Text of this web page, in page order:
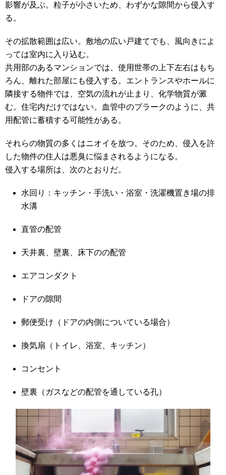
影響が及ぶ。粒子が小さいため、わずかな隙間から侵入す
る。
その拡散範囲は広い。敷地の広い戸建てでも、風向きによ
っては室内に入り込む。
共用部のあるマンションでは、使用世帯の上下左右はもち
ろん、離れた部屋にも侵入する。エントランスやホールに
隣接する物件では、空気の流れが止まり、化学物質が澱
む。住宅内だけではない。血管中のプラークのように、共
用配管に蓄積する可能性がある。
それらの物質の多くはニオイを放つ。そのため、侵入を許
した物件の住人は悪臭に悩まされるようになる。
侵入する場所は、次のとおりだ。
水回り：キッチン・手洗い・浴室・洗濯機置き場の排
水溝
直管の配管
天井裏、壁裏、床下のの配管
エアコンダクト
ドアの隙間
郵便受け（ドアの内側についている場合）
換気扇（トイレ、浴室、キッチン）
コンセント
壁裏（ガスなどの配管を通している孔）